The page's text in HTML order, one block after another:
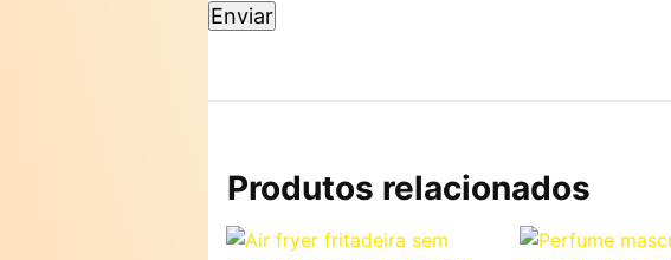
Produtos relacionados